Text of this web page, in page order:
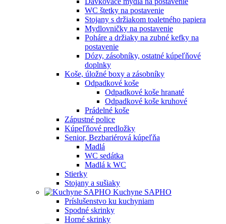
WC štetky na postavenie
Stojany s držiakom toaletného papiera
Mydlovničky na postavenie
Poháre a držiaky na zubné kefky na
postavenie
Dózy, zásobníky, ostatné kúpeľňové
doplnky
Koše, úložné boxy a zásobníky
Odpadkové koše
Odpadkové koše hranaté
Odpadkové koše kruhové
Prádelné koše
Zápustné police
Kúpeľňové predložky
Senior, Bezbariérová kúpeľňa
Madlá
WC sedátka
Madlá k WC
Stierky
Stojany a sušiaky
Kuchyne SAPHO
Príslušenstvo ku kuchyniam
Spodné skrinky
Horné skrinky